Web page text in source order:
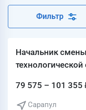
Фильтр
Начальник
79 575 – 101 355
Сарапул